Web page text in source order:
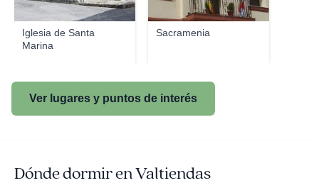
Iglesia de Santa
Marina
Sacramenia
Ver lugares y puntos de interés
Dónde dormir en Valtiendas